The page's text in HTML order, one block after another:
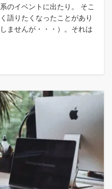
のイベントに出たり。 そこ
語りたくなったことがあり
ませんが・・・）。それは